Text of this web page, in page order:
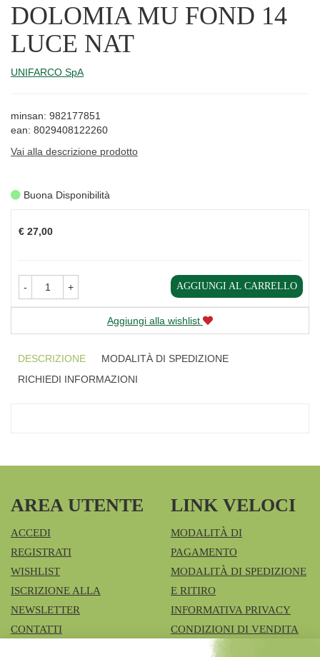
DOLOMIA MU FOND 14
LUCE NAT
UNIFARCO SpA
minsan: 982177851
ean: 8029408122260
Vai alla descrizione prodotto
Buona Disponibilità
€ 27,00
- + AGGIUNGI AL CARRELLO
Aggiungi alla wishlist
DESCRIZIONE
MODALITÀ DI SPEDIZIONE
RICHIEDI INFORMAZIONI
AREA UTENTE
ACCEDI
REGISTRATI
WISHLIST
ISCRIZIONE ALLA
NEWSLETTER
CONTATTI
LINK VELOCI
MODALITÀ DI
PAGAMENTO
MODALITÀ DI SPEDIZIONE
E RITIRO
INFORMATIVA PRIVACY
CONDIZIONI DI VENDITA
COOKIE POLICY